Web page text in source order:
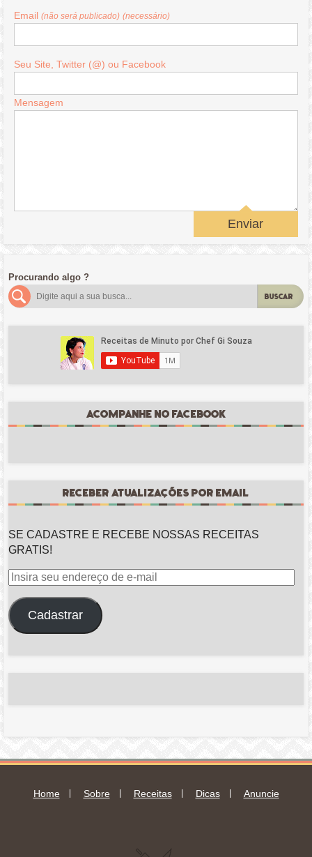
Email(não será publicado) (necessário)
Seu Site, Twitter (@) ou Facebook
Mensagem
Enviar
Procurando algo ?
BUSCAR
ACOMPANHE NO FACEBOOK
RECEBER ATUALIZAÇÕES POR EMAIL
SE CADASTRE E RECEBE NOSSAS RECEITAS
GRATIS!
Insira
endereço
de
Cadastrar
Home Sobre Receitas Dicas Anuncie